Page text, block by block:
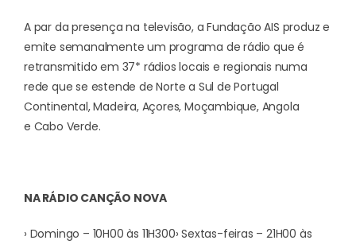
A par da presença na televisão, a Fundação AIS produz e
emite semanalmente um programa de rádio que é
retransmitido em 37* rádios locais e regionais numa
rede que se estende de Norte a Sul de Portugal
Continental, Madeira, Açores, Moçambique, Angola
e Cabo Verde.
NA RÁDIO CANÇÃO NOVA
› Domingo – 10H00 às 11H300› Sextas-feiras – 21H00 às